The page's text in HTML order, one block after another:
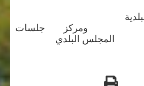
البلدية
ومركز جلسات
المجلس البلدي
הדפס